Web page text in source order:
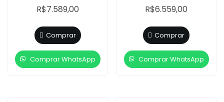
R$7.589,00
Comprar
Comprar WhatsApp
R$6.559,00
Comprar
Comprar WhatsApp